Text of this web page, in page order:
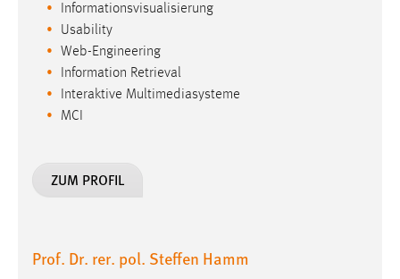
Informationsvisualisierung
Usability
Web-Engineering
Information Retrieval
Interaktive Multimediasysteme
MCI
ZUM PROFIL
Prof. Dr. rer. pol. Steffen Hamm